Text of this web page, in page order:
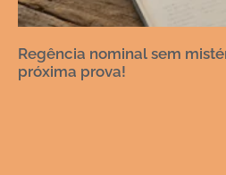
Regência nominal sem
próxima prova!